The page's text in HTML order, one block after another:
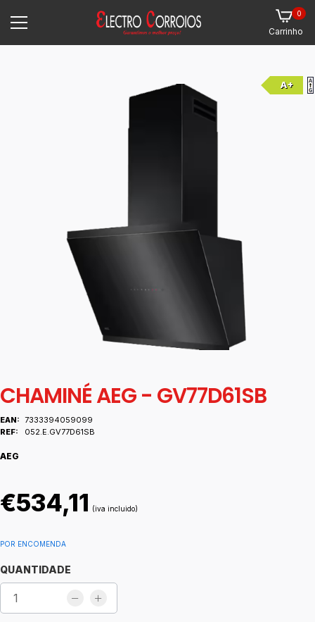
Carrinho
0
A+
CHAMINÉ AEG - GV77D61SB
EAN: 7333394059099
REF:
052.E.GV77D61SB
AEG
€534,11 (iva incluido)
POR ENCOMENDA
QUANTIDADE